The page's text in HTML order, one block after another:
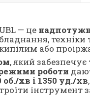
— це
техніки
або
, який
роботи
об./хв і 1350 уд./хв
інструмент